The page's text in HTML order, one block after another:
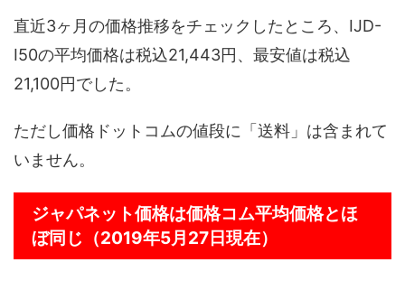
直近3ヶ月の価格推移をチェックしたところ、IJD-
I50の平均価格は税込21,443円、最安値は税込
21,100円でした。
ただし価格ドットコムの値段に「送料」は含まれて
いません。
ジャパネット価格は価格コム平均価格とほ
ぼ同じ（2019年5月27日現在）